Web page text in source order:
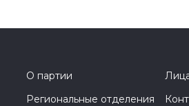
О партии
Региональные отделения